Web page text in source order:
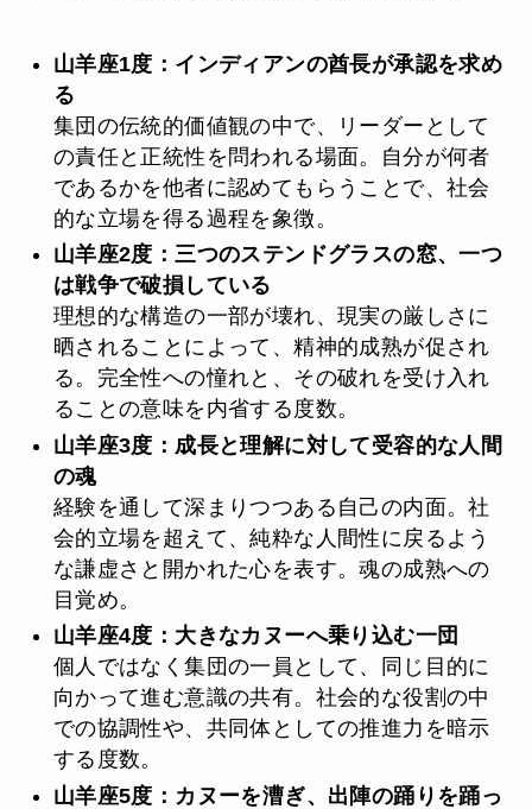
山羊座1度：インディアンの酋長が承認を求め
る
集団の伝統的価値観の中で、リーダーとして
の責任と正統性を問われる場面。自分が何者
であるかを他者に認めてもらうことで、社会
的な立場を得る過程を象徴。
山羊座2度：三つのステンドグラスの窓、一つ
は戦争で破損している
理想的な構造の一部が壊れ、現実の厳しさに
晒されることによって、精神的成熟が促され
る。完全性への憧れと、その破れを受け入れ
ることの意味を内省する度数。
山羊座3度：成長と理解に対して受容的な人間
の魂
経験を通して深まりつつある自己の内面。社
会的立場を超えて、純粋な人間性に戻るよう
な謙虚さと開かれた心を表す。魂の成熟への
目覚め。
山羊座4度：大きなカヌーへ乗り込む一団
個人ではなく集団の一員として、同じ目的に
向かって進む意識の共有。社会的な役割の中
での協調性や、共同体としての推進力を暗示
する度数。
山羊座5度：カヌーを漕ぎ、出陣の踊りを踊っ